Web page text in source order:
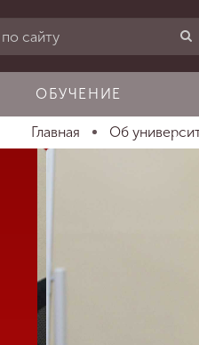
ОБУЧЕНИЕ
Главная Об